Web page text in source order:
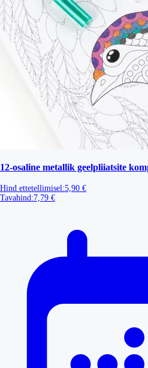
12-osaline metallik geelpliiatsite
Hind ettetellimisel:5,90 €
Tavahind:7,79 €